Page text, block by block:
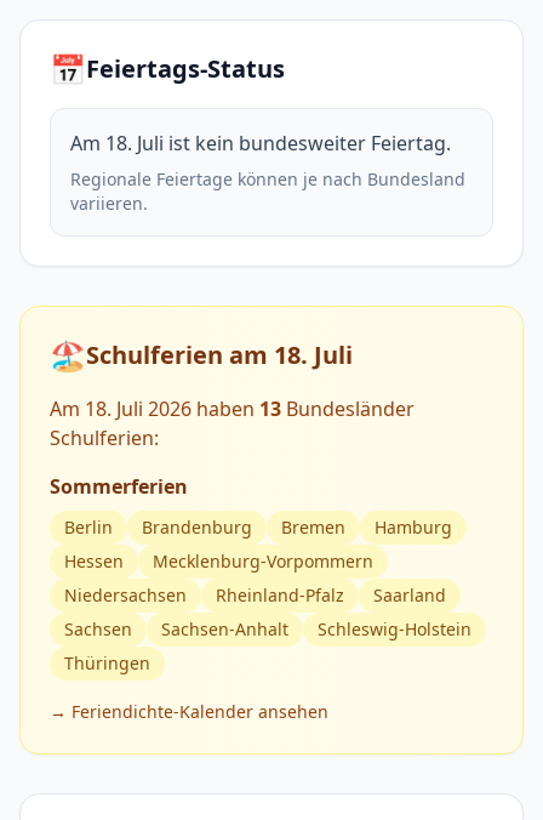
📅Feiertags-Status
Am 18. Juli ist kein bundesweiter Feiertag.
Regionale Feiertage können je nach Bundesland
variieren.
🏖️Schulferien am 18. Juli
Am 18. Juli 2026 haben 13 Bundesländer
Schulferien:
Sommerferien
Berlin Brandenburg Bremen
Hamburg
Hessen
Mecklenburg-Vorpommern
Niedersachsen
Rheinland-Pfalz
Saarland
Sachsen
Sachsen-Anhalt
Schleswig-Holstein
Thüringen
→ Feriendichte-Kalender ansehen